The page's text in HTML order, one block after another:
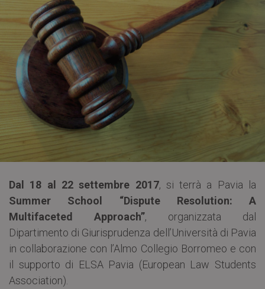
Dal 18 al 22 settembre 2017, si terrà a Pavia la
Summer School “Dispute Resolution: A
Multifaceted Approach”, organizzata dal
Dipartimento di Giurisprudenza dell’Università di Pavia
in collaborazione con l’Almo Collegio Borromeo e con
il supporto di ELSA Pavia (European Law Students
Association).